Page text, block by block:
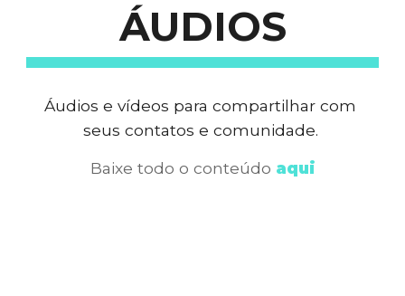
ÁUDIOS
Áudios e vídeos para compartilhar com
seus contatos e comunidade.
Baixe todo o conteúdo aqui